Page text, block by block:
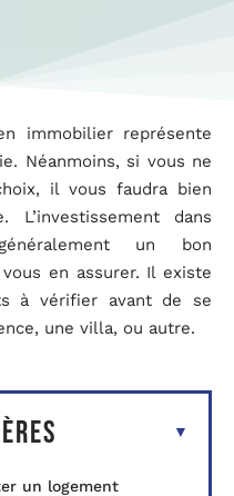
immobilier représente
Néanmoins, si vous ne
il vous faudra bien
L’investissement dans
un bon
en assurer. Il existe
à vérifier avant de se
une villa, ou autre.
un logement